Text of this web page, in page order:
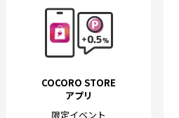
COCORO STORE
アプリ
限定イベント